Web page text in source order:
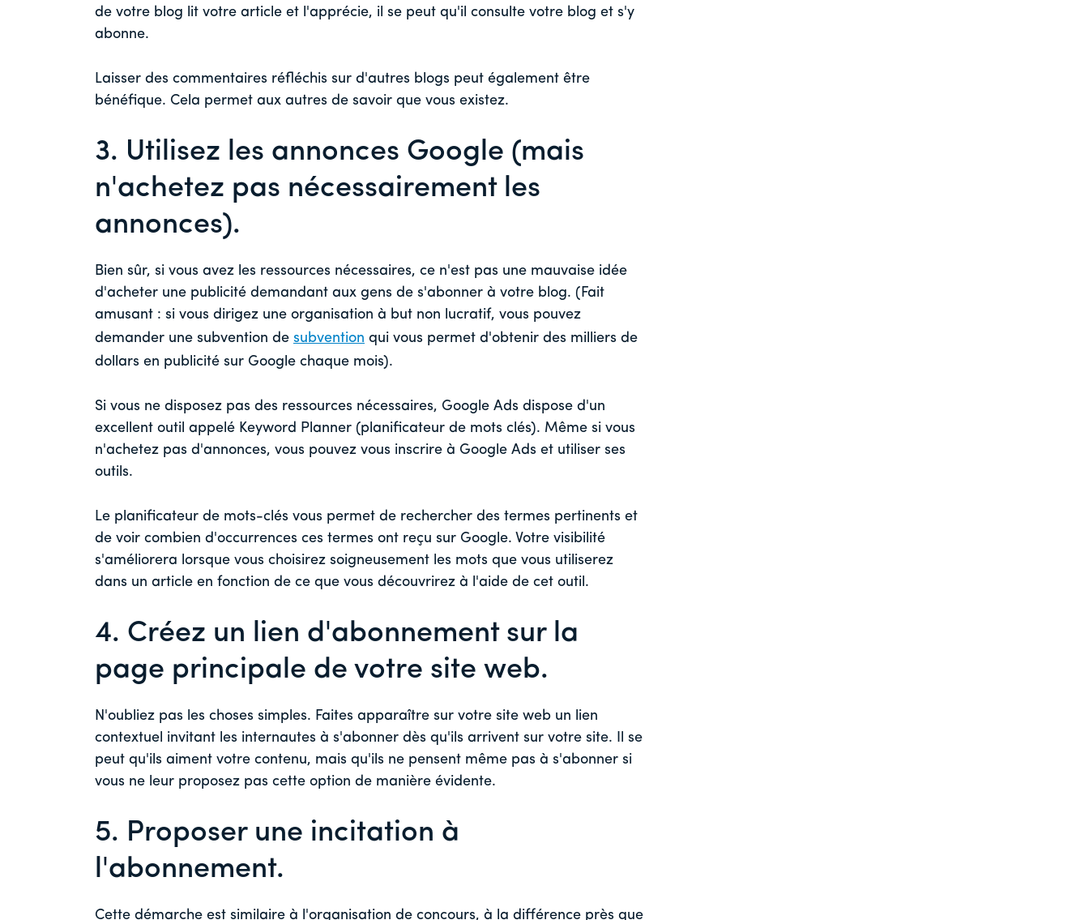
de votre blog lit votre article et l'apprécie, il se peut qu'il consulte votre blog et s'y
abonne.
Laisser des commentaires réfléchis sur d'autres blogs peut également être
bénéfique. Cela permet aux autres de savoir que vous existez.
3. Utilisez les annonces Google (mais
n'achetez pas nécessairement les
annonces).
Bien sûr, si vous avez les ressources nécessaires, ce n'est pas une mauvaise idée
d'acheter une publicité demandant aux gens de s'abonner à votre blog. (Fait
amusant : si vous dirigez une organisation à but non lucratif, vous pouvez
demander une subvention de subvention qui vous permet d'obtenir des milliers de
dollars en publicité sur Google chaque mois).
Si vous ne disposez pas des ressources nécessaires, Google Ads dispose d'un
excellent outil appelé Keyword Planner (planificateur de mots clés). Même si vous
n'achetez pas d'annonces, vous pouvez vous inscrire à Google Ads et utiliser ses
outils.
Le planificateur de mots-clés vous permet de rechercher des termes pertinents et
de voir combien d'occurrences ces termes ont reçu sur Google. Votre visibilité
s'améliorera lorsque vous choisirez soigneusement les mots que vous utiliserez
dans un article en fonction de ce que vous découvrirez à l'aide de cet outil.
4. Créez un lien d'abonnement sur la
page principale de votre site web.
N'oubliez pas les choses simples. Faites apparaître sur votre site web un lien
contextuel invitant les internautes à s'abonner dès qu'ils arrivent sur votre site. Il se
peut qu'ils aiment votre contenu, mais qu'ils ne pensent même pas à s'abonner si
vous ne leur proposez pas cette option de manière évidente.
5. Proposer une incitation à
l'abonnement.
Cette démarche est similaire à l'organisation de concours, à la différence près que